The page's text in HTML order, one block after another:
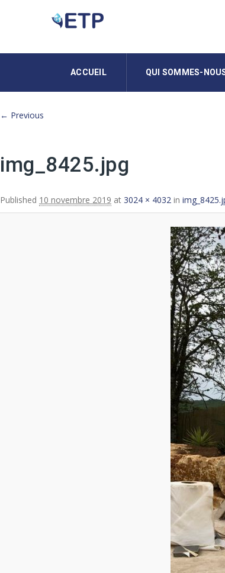
ACCUEIL QUI SOMMES-
Image navigation
← Previous
img_8425.jpg
Published 10 novembre 2019 at 3024 × 4032 in